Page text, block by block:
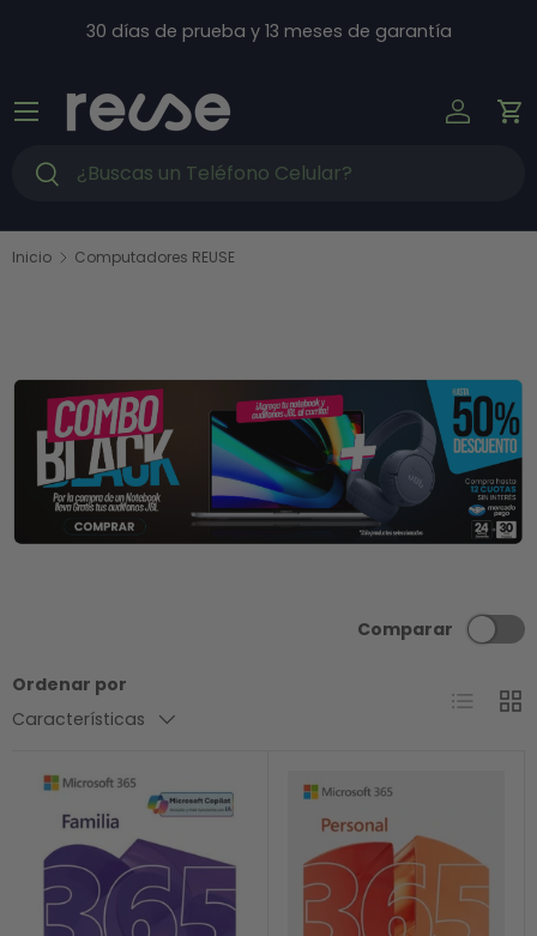
Ir al contenido
30 días de prueba y 13 meses de garantía
Buscar
Buscar
Iniciar
Menú
Inicio Computadores REUSE
Ordenar por
Características
Comparar
Lista